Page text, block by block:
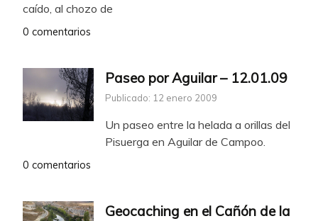
caído, al chozo de
0 comentarios
Paseo por Aguilar – 12.01.09
Publicado: 12 enero 2009
Un paseo entre la helada a orillas del
Pisuerga en Aguilar de Campoo.
0 comentarios
Geocaching en el Cañón de la